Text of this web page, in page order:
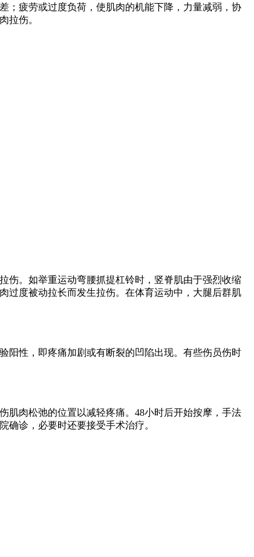
疲劳或过度负荷，使肌肉的机能下降，力量减弱，协
拉伤。
。如举重运动弯腰抓提杠铃时，竖脊肌由于强烈收缩
过度被动拉长而发生拉伤。在体育运动中，大腿后群肌
性，即疼痛加剧或有断裂的凹陷出现。有些伤员伤时
肉松弛的位置以减轻疼痛。48小时后开始按摩，手法
诊，必要时还要接受手术治疗。